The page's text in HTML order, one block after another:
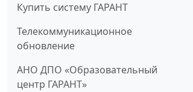
Купить систему ГАРАНТ
Телекоммуникационное
обновление
АНО ДПО «Образовательный
центр ГАРАНТ»